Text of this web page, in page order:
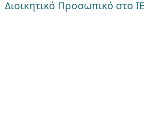
Διοικητικό Προσωπικό στο